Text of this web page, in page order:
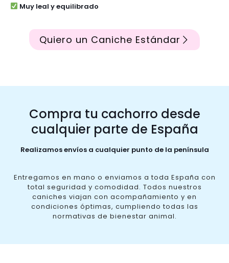
Muy leal y equilibrado
Quiero un Caniche Estándar
Compra tu cachorro desde
cualquier parte de España
Realizamos envíos a cualquier punto de la península
Entregamos en mano o enviamos a toda España con
total seguridad y comodidad. Todos nuestros
caniches viajan con acompañamiento y en
condiciones óptimas, cumpliendo todas las
normativas de bienestar animal.